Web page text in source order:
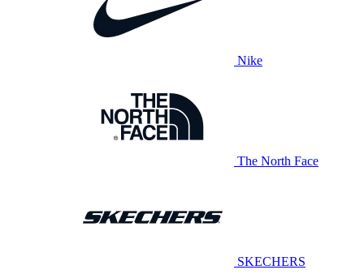
Nike
The North Face
SKECHERS